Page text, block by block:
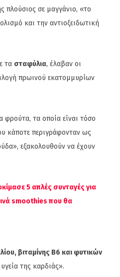
πλούσιος σε μαγγάνιο, «το
και την αντιοξειδωτική
τα σταφύλια, έλαβαν οι
πρωινού εκατομμυρίων
φρούτα, τα οποία είναι τόσο
κάποτε περιγράφονταν ως
εξακολουθούν να έχουν
5 απλές συνταγές για
smoothies που θα
βιταμίνης Β6 και φυτικών
της καρδιάς».